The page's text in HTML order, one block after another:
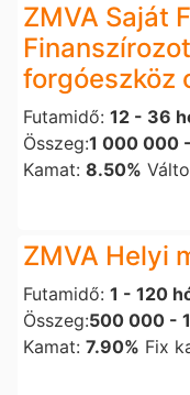
ZMVA Saját
forgóeszköz
Futamidő: 12 - 36
Összeg:1 000 000
Kamat: 8.50%
ZMVA Helyi
Futamidő: 1 - 120
Összeg:500 000 -
Kamat: 7.90% Fix